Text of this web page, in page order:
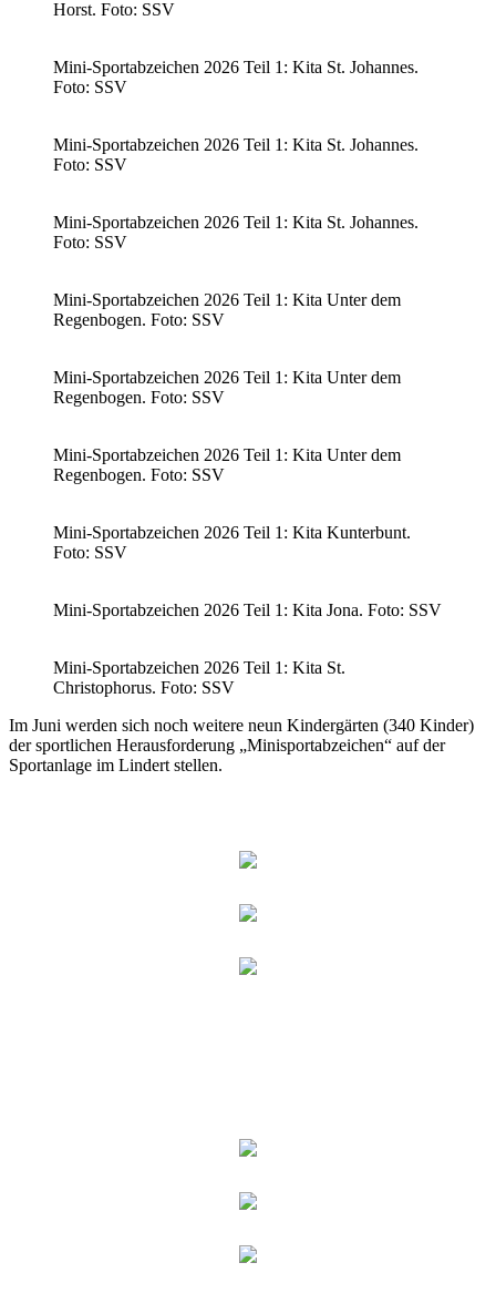
Horst. Foto: SSV
Mini-Sportabzeichen 2026 Teil 1: Kita St. Johannes.
Foto: SSV
Mini-Sportabzeichen 2026 Teil 1: Kita St. Johannes.
Foto: SSV
Mini-Sportabzeichen 2026 Teil 1: Kita St. Johannes.
Foto: SSV
Mini-Sportabzeichen 2026 Teil 1: Kita Unter dem
Regenbogen. Foto: SSV
Mini-Sportabzeichen 2026 Teil 1: Kita Unter dem
Regenbogen. Foto: SSV
Mini-Sportabzeichen 2026 Teil 1: Kita Unter dem
Regenbogen. Foto: SSV
Mini-Sportabzeichen 2026 Teil 1: Kita Kunterbunt.
Foto: SSV
Mini-Sportabzeichen 2026 Teil 1: Kita Jona. Foto: SSV
Mini-Sportabzeichen 2026 Teil 1: Kita St.
Christophorus. Foto: SSV
Im Juni werden sich noch weitere neun Kindergärten (340 Kinder)
der sportlichen Herausforderung „Minisportabzeichen“ auf der
Sportanlage im Lindert stellen.